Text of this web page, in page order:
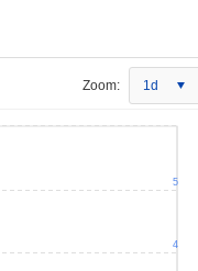
Zoom: 1d
4
5